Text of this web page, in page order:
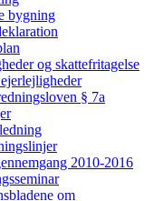
bygning
og skattefritagelse
§ 7a
2010-2016
om